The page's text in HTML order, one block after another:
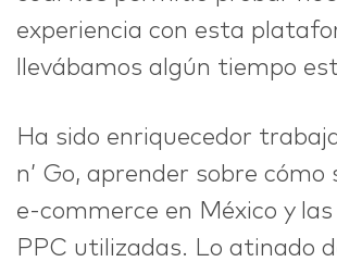
experiencia con esta
llevábamos algún tiempo
Ha sido enriquecedor
n’ Go, aprender sobre cómo
e-commerce en México y
PPC utilizadas. Lo atinado